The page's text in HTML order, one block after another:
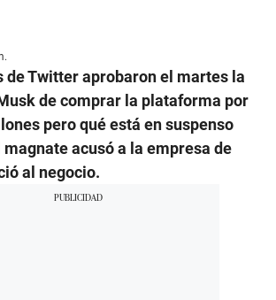
de Twitter aprobaron el martes la
de comprar la plataforma por
pero qué está en suspenso
magnate acusó a la empresa de
al negocio.